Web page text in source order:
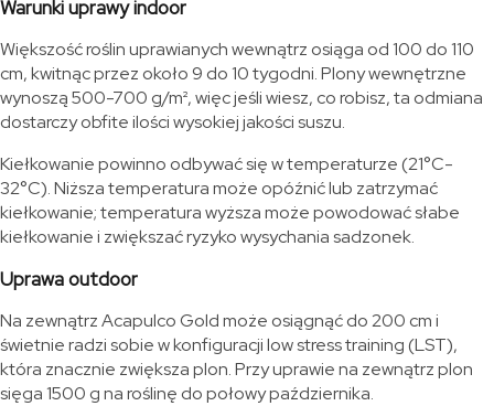
Warunki uprawy indoor
Większość roślin uprawianych wewnątrz osiąga od 100 do 110
cm, kwitnąc przez około 9 do 10 tygodni. Plony wewnętrzne
wynoszą 500-700 g/m², więc jeśli wiesz, co robisz, ta odmiana
dostarczy obfite ilości wysokiej jakości suszu.
Kiełkowanie powinno odbywać się w temperaturze (21°C-
32°C). Niższa temperatura może opóźnić lub zatrzymać
kiełkowanie; temperatura wyższa może powodować słabe
kiełkowanie i zwiększać ryzyko wysychania sadzonek.
Uprawa outdoor
Na zewnątrz Acapulco Gold może osiągnąć do 200 cm i
świetnie radzi sobie w konfiguracji low stress training (LST),
która znacznie zwiększa plon. Przy uprawie na zewnątrz plon
sięga 1500 g na roślinę do połowy października.